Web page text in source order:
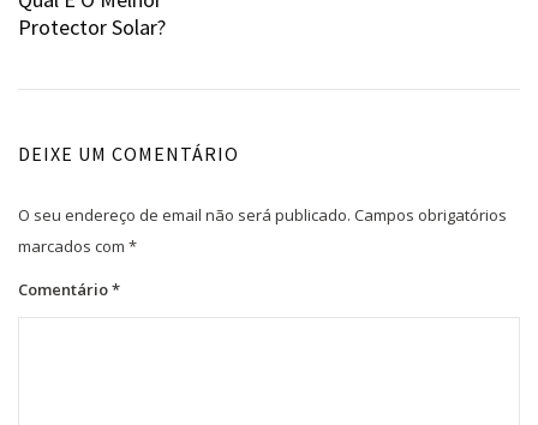
de
Protector Solar?
DEIXE UM COMENTÁRIO
O seu endereço de email não será publicado. Campos obrigatórios
marcados com *
Comentário*